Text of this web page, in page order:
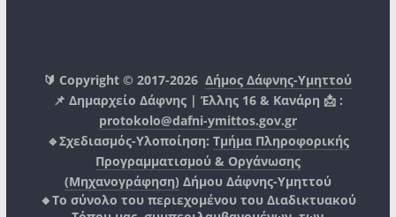
🔰 Copyright © 2017-2026Δήμος Δάφνης-Υμηττού
📌 Δημαρχείο Δάφνης | Έλλης 16 & Κανάρη 📩 :
protokolo@dafni-ymittos.gov.gr
🔹Σχεδιασμός-Υλοποίηση: Τμήμα Πληροφορικής
Προγραμματισμού & Οργάνωσης
(Μηχανογράφηση) Δήμου Δάφνης-Υμηττού
🔸Το σύνολο του περιεχομένου του Διαδικτυακού